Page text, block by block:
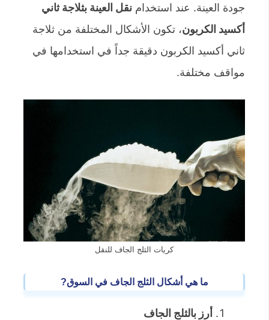
جودة العينة. عند استخدام نقل العينة بثلاجة ثاني
أكسيد الكربون، تكون الأشكال المختلفة من ثلاجة
ثاني أكسيد الكربون دقيقة جداً في استخدامها في
مواقف مختلفة.
كريات الثلج الجاف للنقل
ما هي أشكال الثلج الجاف في السوق?
أرز بالثلج الجاف